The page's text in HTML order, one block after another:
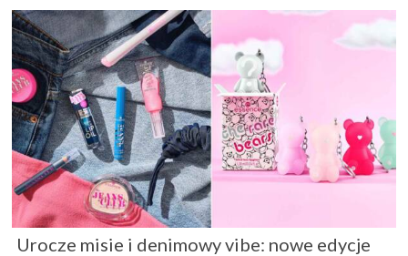
Urocze misie i denimowy vibe: nowe edycje